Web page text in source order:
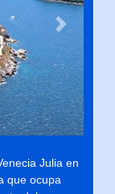
Next
Julia en
que ocupa